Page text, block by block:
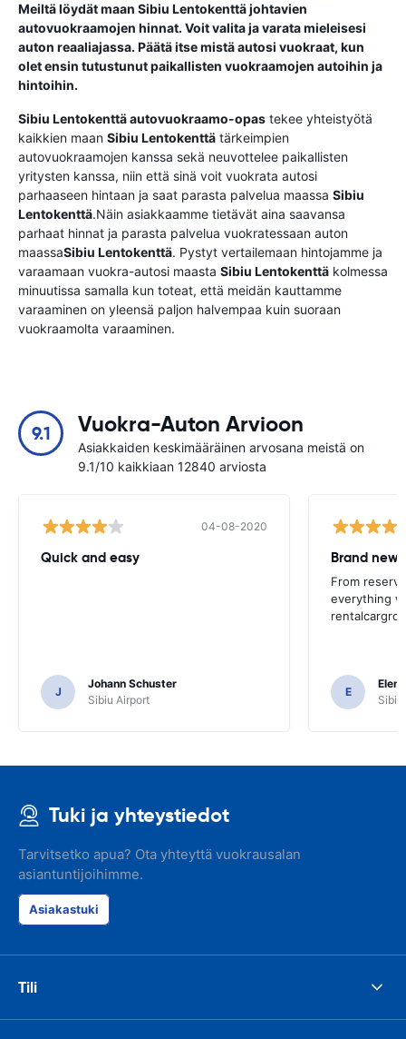
Meiltä löydät maan Sibiu Lentokenttäjohtavien
autovuokraamojen hinnat. Voit valita ja varata mieleisesi
auton reaaliajassa. Päätä itse mistä autosi vuokraat, kun
olet ensin tutustunut paikallisten vuokraamojen autoihin ja
hintoihin.
Sibiu Lentokenttäautovuokraamo-opas tekee yhteistyötä
kaikkien maan Sibiu Lentokenttä tärkeimpien
autovuokraamojen kanssa sekä neuvottelee paikallisten
yritysten kanssa, niin että sinä voit vuokrata autosi
parhaaseen hintaan ja saat parasta palvelua maassa Sibiu
Lentokenttä.Näin asiakkaamme tietävät aina saavansa
parhaat hinnat ja parasta palvelua vuokratessaan auton
maassaSibiu Lentokenttä. Pystyt vertailemaan hintojamme ja
varaamaan vuokra-autosi maasta Sibiu Lentokenttä kolmessa
minuutissa samalla kun toteat, että meidän kauttamme
varaaminen on yleensä paljon halvempaa kuin suoraan
vuokraamolta varaaminen.
9.1 Vuokra-Auton Arvioon
Asiakkaiden keskimääräinen arvosana meistä on
9.1/10 kaikkiaan 12840 arviosta
04-08-2020
Quick and easy
J
Johann Schuster
Sibiu Airport
Brand new
From
everything
E
Tuki ja yhteystiedot
Tarvitsetko apua? Ota yhteyttä vuokrausalan
asiantuntijoihimme.
Asiakastuki
Tili